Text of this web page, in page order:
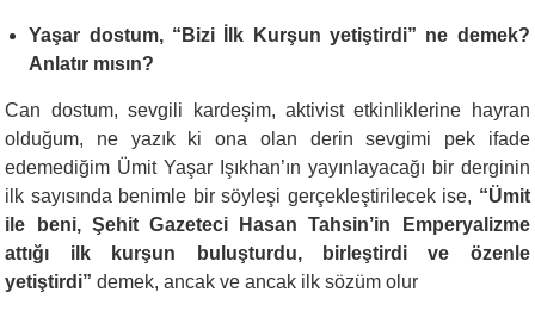
Yaşar dostum, “Bizi İlk Kurşun yetiştirdi” ne demek?
Anlatır mısın?
Can dostum, sevgili kardeşim, aktivist etkinliklerine hayran
olduğum, ne yazık ki ona olan derin sevgimi pek ifade
edemediğim Ümit Yaşar Işıkhan’ın yayınlayacağı bir derginin
ilk sayısında benimle bir söyleşi gerçekleştirilecek ise, “Ümit
ile beni, Şehit Gazeteci Hasan Tahsin’in Emperyalizme
attığı ilk kurşun buluşturdu, birleştirdi ve özenle
yetiştirdi” demek, ancak ve ancak ilk sözüm olur